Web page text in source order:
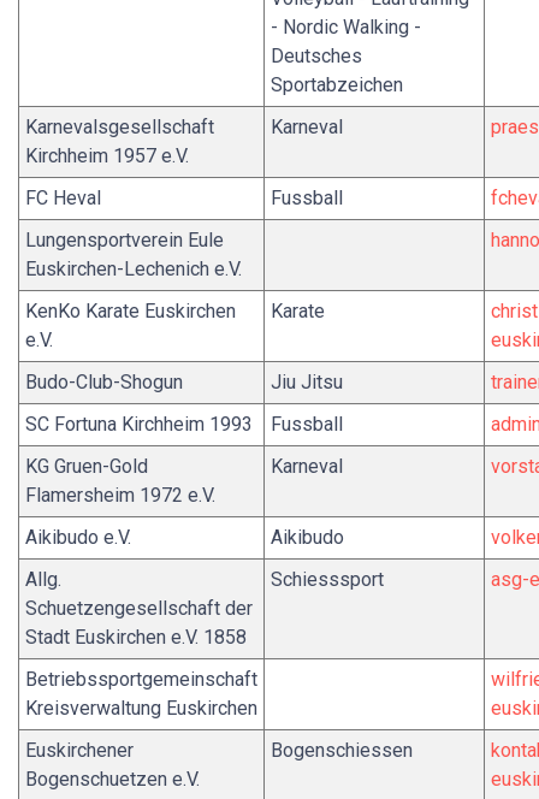
- Nordic Walking -
Deutsches
Sportabzeichen
Karnevalsgesellschaft
Kirchheim 1957 e.V.
Karneval
FC Heval Fussball
Lungensportverein Eule
Euskirchen-Lechenich e.V.
KenKo Karate Euskirchen
e.V.
Karate
Budo-Club-Shogun
Jiu Jitsu
SC Fortuna Kirchheim 1993
Fussball
KG Gruen-Gold
Flamersheim 1972 e.V.
Karneval
Aikibudo e.V. Aikibudo
Allg.
Schuetzengesellschaft der
Stadt Euskirchen e.V. 1858
Schiesssport asg-
Betriebssportgemeinschaft
Kreisverwaltung Euskirchen
Euskirchener
Bogenschuetzen e.V.
Bogenschiessen